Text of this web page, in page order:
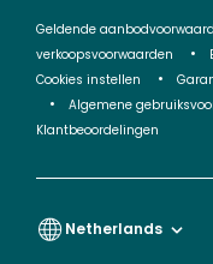
Geldende
verkoopsvoorwaarden
Cookies instellen
Algemene
Klantbeoordelingen
Netherlands